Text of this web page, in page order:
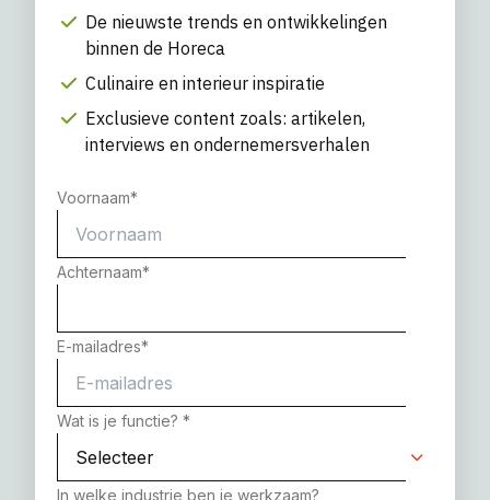
De nieuwste trends en ontwikkelingen
binnen de Horeca
Culinaire en interieur inspiratie
Exclusieve content zoals: artikelen,
interviews en ondernemersverhalen
Voornaam*
Achternaam*
E-mailadres*
Wat is je functie? *
In welke industrie ben je werkzaam?